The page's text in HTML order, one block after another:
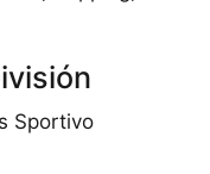
Sportivo